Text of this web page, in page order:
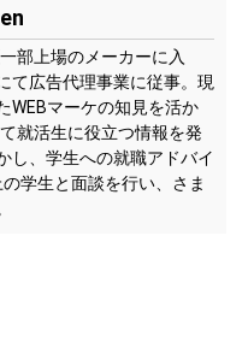
部上場のメーカーに入
て広告代理事業に従事。現
WEBマーケの知見を活か
就活生に役立つ情報を発
し、学生への就職アドバイ
学生と面談を行い、さま